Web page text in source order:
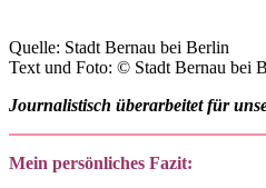
Quelle: Stadt Bernau bei Berlin
Text und Foto: © Stadt Bernau bei
Journalistisch überarbeitet für
Mein persönliches Fazit: